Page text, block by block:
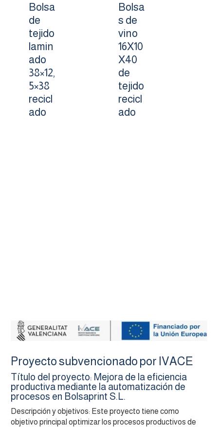
Bolsa
de
tejido
lamin
ado
38×12,
5×38
recicl
ado
Bolsa
s de
vino
16X10
X40
de
tejido
recicl
ado
Proyecto subvencionado por IVACE
Título del proyecto: Mejora de la eficiencia
productiva mediante la automatización de
procesos en Bolsaprint S.L.
Descripción y objetivos: Este proyecto tiene como
objetivo principal optimizar los procesos productivos de